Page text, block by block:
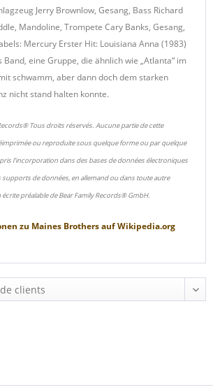
Jerry Brownlow, Gesang, Bass Richard
Mandoline, Trompete Cary Banks, Gesang,
Mercury Erster Hit: Louisiana Anna (1983)
eine Gruppe, die ähnlich wie „Atlanta“ im
schwamm, aber dann doch dem starken
nicht stand halten konnte.
Tous droits réservés. Aucune partie de cette
ou reproduite sous quelque forme ou par quelque
l'incorporation dans des bases de données électroniques
de données, en allemand ou dans toute autre
préalable de Bear Family Records® GmbH.
zu Maines BrothersaufWikipedia.org